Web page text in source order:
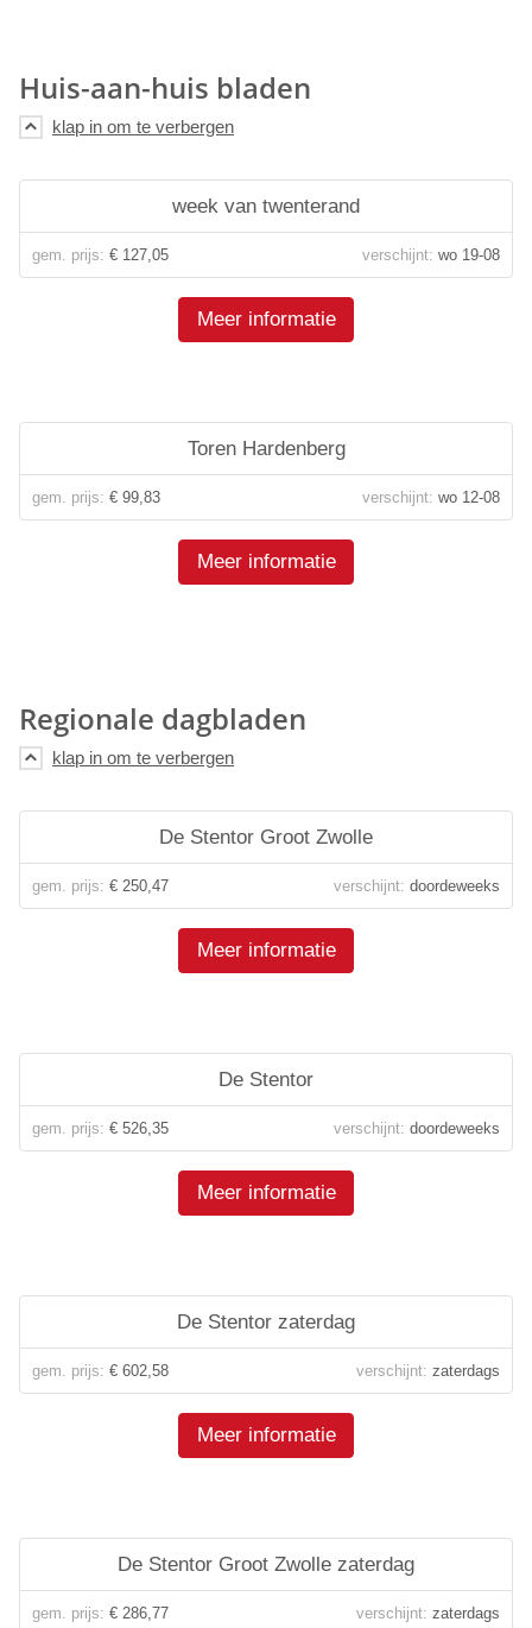
Huis-aan-huis bladen
week van twenterand
gem. prijs: € 127,05 verschijnt: wo 19-08
Meer informatie
Toren Hardenberg
gem. prijs: € 99,83 verschijnt: wo 12-08
Meer informatie
Regionale dagbladen
De Stentor Groot Zwolle
gem. prijs: € 250,47 verschijnt: doordeweeks
Meer informatie
De Stentor
gem. prijs: € 526,35 verschijnt: doordeweeks
Meer informatie
De Stentor zaterdag
gem. prijs: € 602,58 verschijnt: zaterdags
Meer informatie
De Stentor Groot Zwolle zaterdag
gem. prijs: € 286,77 verschijnt: zaterdags